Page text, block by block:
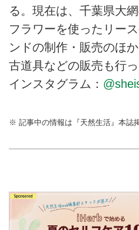
る。現在は、千葉県大
フラワーを使ったリー
ンドの制作・販売のほ
古道具などの販売も行っ
インスタグラム：
※ 記事中の情報は『天然生活』本誌